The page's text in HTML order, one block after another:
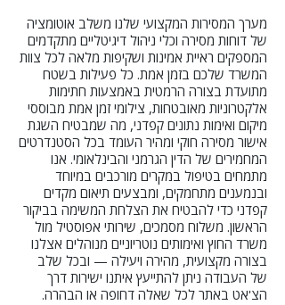
מערך המסירות המקצועי שלנו משלב אוטומציה
של דוחות מסירה וכלי ניהול דיגיטליים מתקדמים
המספקים ראיית אמינות ושקיפות מלאה לכל צוות
המשרד שלכם בזמן אמת. כל פעילות בשטח
מתועדת בצורה הרמטית באמצעות חתימות
אלקטרוניות מאובטחות, צילומי זמן אמת מבוססי
מיקום ואימות נתונים קפדני, מה שמבטיח השגת
אישור מסירה חוקי ומהיר העומד בכל הסטנדרטים
המחמירים של הדין הגרמני והבינלאומי. אנו
מתמחים בטיפול במקרים מורכבים במיוחד
ובנמענים מתחמקים, ומבצעים תיאום מקדים
קפדני כדי להבטיח את הצלחת המשימה בביקור
הראשון. משלוח מסמכים, שירותי אפוסטיל מול
משרד החוץ ואימותים נוטריוניים מנוהלים אצלנו
בצורה מקצועית, מהירה ויעילה — ובכל שלב
של העבודה ניתן להתייעץ איתנו ישירות דרך
הצ'אט באתר לכל שאלה דחופה או הבהרה.